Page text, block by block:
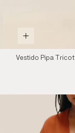
Vestido Pipa Tricot